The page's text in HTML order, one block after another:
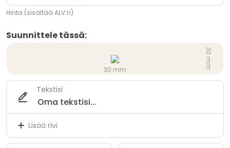
Hinta (sisältää ALV:n)
Suunnittele tässä:
30 mm
30 mm
Tekstisi
Lisää rivi